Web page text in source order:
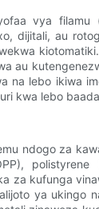
vya filamu
dijitali, au
au
na lebo ikiwa
kwa lebo
ndogo za
polistyrene
za kufunga
ya ukingo